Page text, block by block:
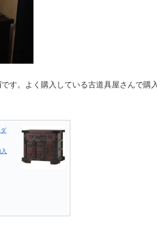
です。よく購入している古道具屋さんで購